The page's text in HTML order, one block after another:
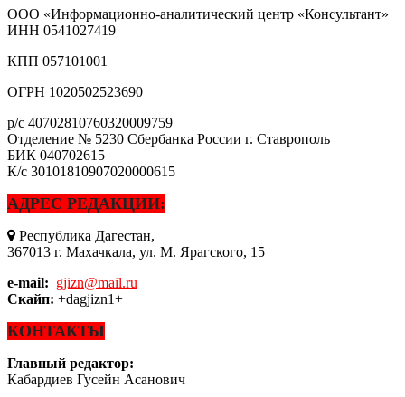
ООО «Информационно-аналитический центр «Консультант»
ИНН 0541027419
КПП 057101001
ОГРН 1020502523690
р/с 40702810760320009759
Отделение № 5230 Сбербанка России г. Ставрополь
БИК 040702615
К/с 30101810907020000615
АДРЕС РЕДАКЦИИ:
Республика Дагестан,
367013 г. Махачкала, ул. М. Ярагского, 15
e-mail: gjizn@mail.ru
Скайп: +dagjizn1+
КОНТАКТЫ
Главный редактор:
Кабардиев Гусейн Асанович